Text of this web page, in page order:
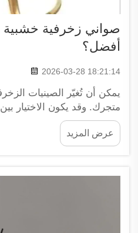
صواني زخرفية خشبية
أفضل؟
2026-03-28 18:21:14
يمكن أن تُغيّر الصينيات
متجرك. وقد يكون الاختيار
والصينيات الرخامية أمرًا
أيهما أفضل. فلكلٍ منهما
أساليب ديكور مختلفة. وتضفي
عرض المزيد